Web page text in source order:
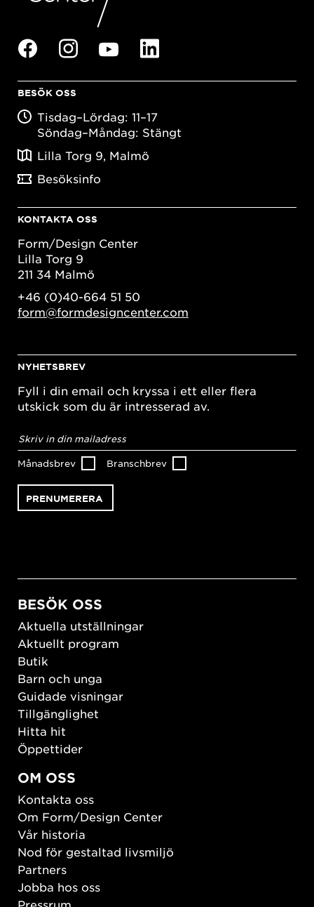
BESÖK OSS
Tisdag–Lördag: 11–17
Söndag–Måndag: Stängt
Lilla Torg 9, Malmö
Besöksinfo
KONTAKTA OSS
Form/Design Center
Lilla Torg 9
211 34 Malmö
+46 (0)40-664 51 50
form@formdesigncenter.com
NYHETSBREV
Fyll i din email och kryssa i ett eller flera
utskick som du är intresserad av.
postadress*
Månadsbrev Branschbrev
BESÖK OSS
Aktuella utställningar
Aktuellt program
Butik
Barn och unga
Guidade visningar
Tillgänglighet
Hitta hit
Öppettider
OM OSS
Kontakta oss
Om Form/Design Center
Vår historia
Nod för gestaltad livsmiljö
Partners
Jobba hos oss